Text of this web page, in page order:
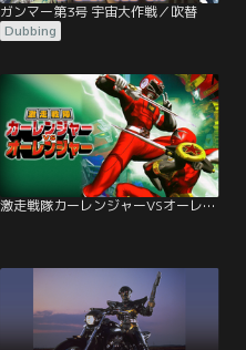
ガンマー第3号 宇宙大作戦／吹替
Dubbing
激走戦隊カーレンジャーVSオーレンジャー